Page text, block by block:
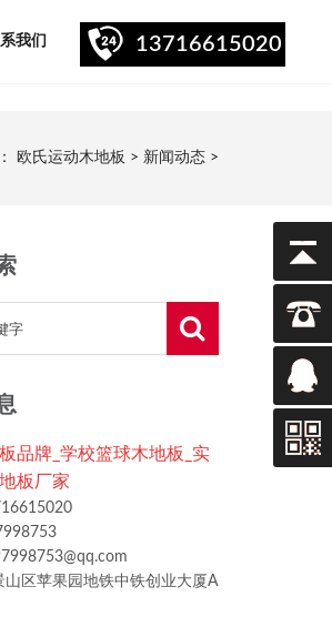
我们 13716615020
欧氏运动木地板 > 新闻动态 >
品牌_学校篮球木地板_实
板厂家
山区苹果园地铁中铁创业大厦A